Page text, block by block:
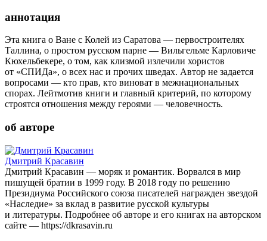
аннотация
Эта книга о Ване с Колей из Саратова — первостроителях
Таллина, о простом русском парне — Вильгельме Карловиче
Кюхельбекере, о том, как клизмой излечили хористов
от «СПИДа», о всех нас и прочих шведах. Автор не задается
вопросами — кто прав, кто виноват в межнациональных
спорах. Лейтмотив книги и главный критерий, по которому
строятся отношения между героями — человечность.
об авторе
Дмитрий Красавин
Дмитрий Красавин — моряк и романтик. Ворвался в мир
пишущей братии в 1999 году. В 2018 году по решению
Президиума Российского союза писателей награжден звездой
«Наследие» за вклад в развитие русской культуры
и литературы. Подробнее об авторе и его книгах на авторском
сайте — https://dkrasavin.ru